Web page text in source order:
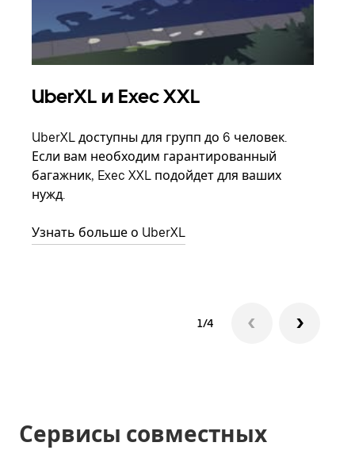
UberXL и Exec XXL
UberXL доступны для групп до 6 человек.
Если вам необходим гарантированный
багажник, Exec XXL подойдет для ваших
нужд.
Узнать больше о UberXL
1/4
Сервисы совместных